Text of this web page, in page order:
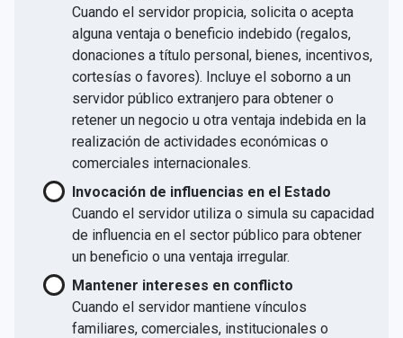
Cuando el servidor propicia, solicita o acepta
alguna ventaja o beneficio indebido (regalos,
donaciones a título personal, bienes, incentivos,
cortesías o favores). Incluye el soborno a un
servidor público extranjero para obtener o
retener un negocio u otra ventaja indebida en la
realización de actividades económicas o
comerciales internacionales.
Invocación de influencias en el Estado
Cuando el servidor utiliza o simula su capacidad
de influencia en el sector público para obtener
un beneficio o una ventaja irregular.
Mantener intereses en conflicto
Cuando el servidor mantiene vínculos
familiares, comerciales, institucionales o